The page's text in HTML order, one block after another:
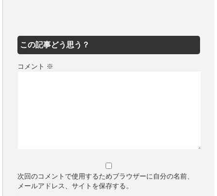
この記事どう思う？
コメント ※
次回のコメントで使用するためブラウザーに自分の名前、
メールアドレス、サイトを保存する。